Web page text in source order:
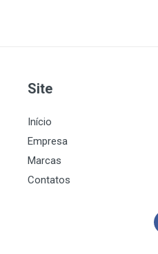
Site
Início
Empresa
Marcas
Contatos